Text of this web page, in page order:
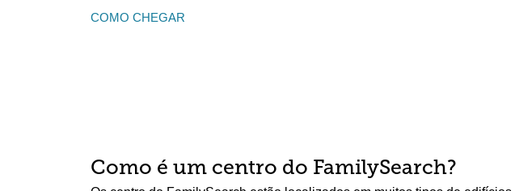
COMO CHEGAR
Como é um centro do FamilySearch?